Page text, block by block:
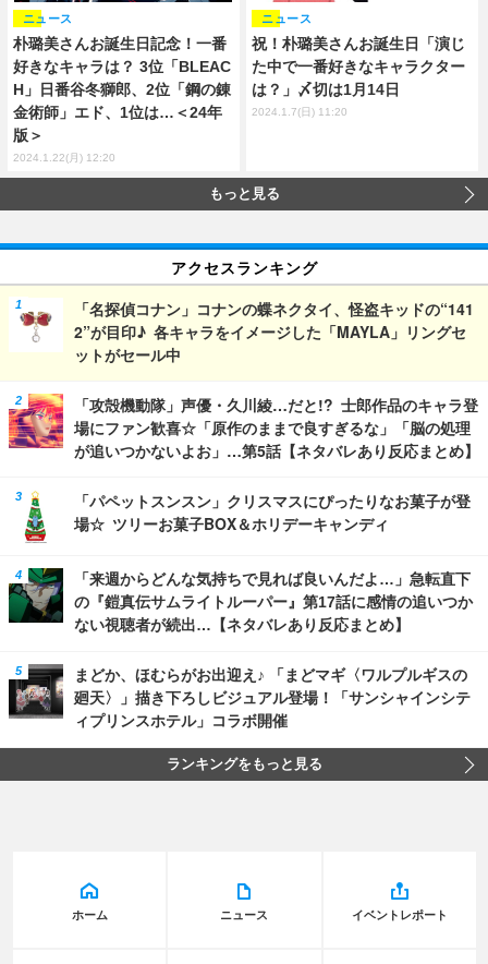
朴璐美さんお誕生日記念！一番
好きなキャラは？ 3位「BLEAC
H」日番谷冬獅郎、2位「鋼の錬
金術師」エド、1位は…＜24年
版＞
ニュース
2024.1.22(月) 12:20
祝！朴璐美さんお誕生日「演じ
た中で一番好きなキャラクター
は？」〆切は1月14日
ニュース
2024.1.7(日) 11:20
もっと見る
アクセスランキング
「名探偵コナン」コナンの蝶ネクタイ、怪盗キッドの“141
2”が目印♪ 各キャラをイメージした「MAYLA」リングセ
ットがセール中
「攻殻機動隊」声優・久川綾…だと!? 士郎作品のキャラ登
場にファン歓喜☆「原作のままで良すぎるな」「脳の処理
が追いつかないよお」…第5話【ネタバレあり反応まとめ】
「パペットスンスン」クリスマスにぴったりなお菓子が登
場☆ ツリーお菓子BOX＆ホリデーキャンディ
「来週からどんな気持ちで見れば良いんだよ…」急転直下
の『鎧真伝サムライトルーパー』第17話に感情の追いつか
ない視聴者が続出…【ネタバレあり反応まとめ】
まどか、ほむらがお出迎え♪ 「まどマギ〈ワルプルギスの
廻天〉」描き下ろしビジュアル登場！「サンシャインシテ
ィプリンスホテル」コラボ開催
ランキングをもっと見る
ホーム ニュース イベントレポート